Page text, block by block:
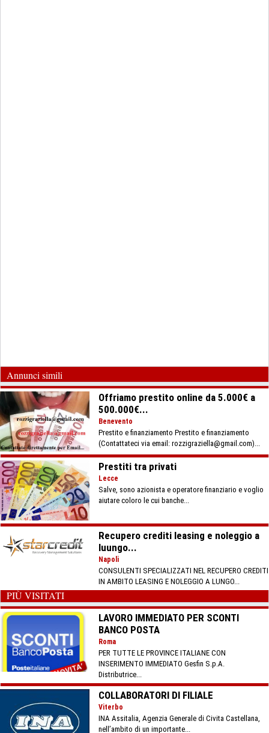
Annunci simili
Offriamo prestito online da 5.000€ a
500.000€...
Benevento
Prestito e finanziamento Prestito e finanziamento
(Contattateci via email: rozzigraziella@gmail.com)...
Prestiti tra privati
Lecce
Salve, sono azionista e operatore finanziario e voglio
aiutare coloro le cui banche...
Recupero crediti leasing e noleggio a
luungo...
Napoli
CONSULENTI SPECIALIZZATI NEL RECUPERO CREDITI
IN AMBITO LEASING E NOLEGGIO A LUNGO...
PIÙ VISITATI
LAVORO IMMEDIATO PER SCONTI
BANCO POSTA
Roma
PER TUTTE LE PROVINCE ITALIANE CON
INSERIMENTO IMMEDIATO Gesfin S.p.A.
Distributrice...
COLLABORATORI DI FILIALE
Viterbo
INA Assitalia, Agenzia Generale di Civita Castellana,
nell’ambito di un importante...